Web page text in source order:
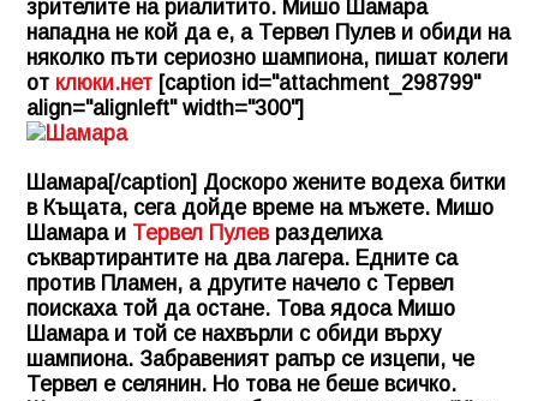
зрителите на риалитито. Мишо Шамара
нападна не кой да е, а Тервел Пулев и обиди на
няколко пъти сериозно шампиона, пишат колеги
от клюки.нет [caption id="attachment_298799"
align="alignleft" width="300"]
Шамара[/caption] Доскоро жените водеха битки
в Къщата, сега дойде време на мъжете. Мишо
Шамара и Тервел Пулевразделиха
съквартирантите на два лагера. Едните са
против Пламен, а другите начело с Тервел
поискаха той да остане. Това ядоса Мишо
Шамара и той се нахвърли с обиди върху
шампиона. Забравеният рапър се изцепи, че
Тервел е селянин. Но това не беше всичко.